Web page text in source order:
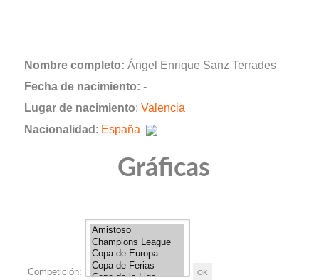
Nombre completo: Ángel Enrique Sanz Terrades
Fecha de nacimiento: -
Lugar de nacimiento: Valencia
Nacionalidad : España
Gráficas
Competición: